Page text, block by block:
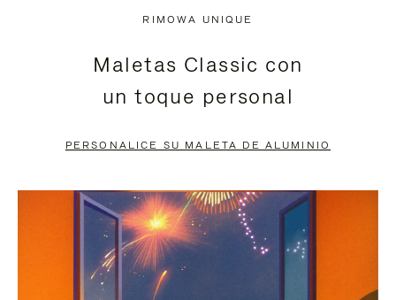
PAUSADO,
PULSE
PARA
ESTÁ
DESACTIVADO:
PULSE
ACTIVARLO.
RIMOWA UNIQUE
Maletas Classic con
un toque personal
PERSONALICE SU MALETA DE ALUMINIO